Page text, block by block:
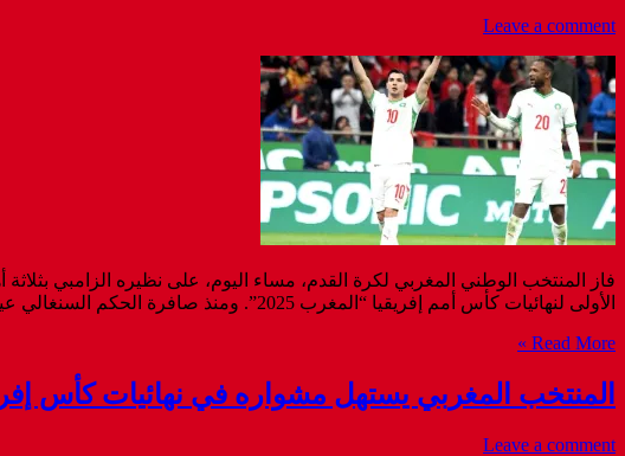
Leave a comment
فاز المنتخب الوطني المغربي لكرة القدم، مساء اليوم، على نظيره الزامبي
الأولى لنهائيات كأس أمم إفريقيا “المغرب 2025”. ومنذ صافرة الحكم السنغالي عيسى سي، ضغط المنتخب الوطني بقوة على دفاع منتخب “الرصاصات النحاسية”، بحثًا عن تسجيل هدف مبكر يُسهّل مأمورية ...
Read More »
المنتخب المغربي يستهل مشواره في نهائيات كأس
Leave a comment